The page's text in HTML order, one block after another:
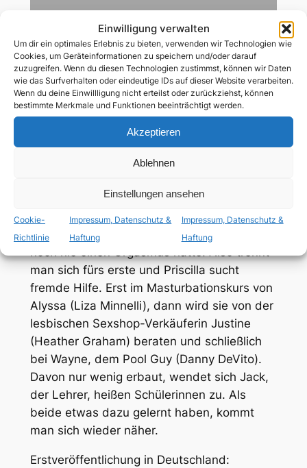
Einwilligung verwalten
Um dir ein optimales Erlebnis zu bieten, verwenden wir Technologien wie
Cookies, um Geräteinformationen zu speichern und/oder darauf
zuzugreifen. Wenn du diesen Technologien zustimmst, können wir Daten
wie das Surfverhalten oder eindeutige IDs auf dieser Website verarbeiten.
Wenn du deine Einwillligung nicht erteilst oder zurückziehst, können
bestimmte Merkmale und Funktionen beeinträchtigt werden.
Akzeptieren
Ablehnen
Einstellungen ansehen
Cookie-
Richtlinie
Impressum, Datenschutz &
Haftung
Impressum, Datenschutz &
Haftung
85 Min
deutsch
ab 16 Jahren
lesbische Randrolle
Rudd) sind seit zehn Jahren verheiratet und
eigentlich ein glückliches Paar. Wenn man
von dem Umstand absieht, dass Priscilla
noch nie einen Orgasmus hatte. Also trennt
man sich fürs erste und Priscilla sucht
fremde Hilfe. Erst im Masturbationskurs von
Alyssa (Liza Minnelli), dann wird sie von der
lesbischen Sexshop-Verkäuferin Justine
(Heather Graham) beraten und schließlich
bei Wayne, dem Pool Guy (Danny DeVito).
Davon nur wenig erbaut, wendet sich Jack,
der Lehrer, heißen Schülerinnen zu. Als
beide etwas dazu gelernt haben, kommt
man sich wieder näher.
Erstveröffentlichung in Deutschland: